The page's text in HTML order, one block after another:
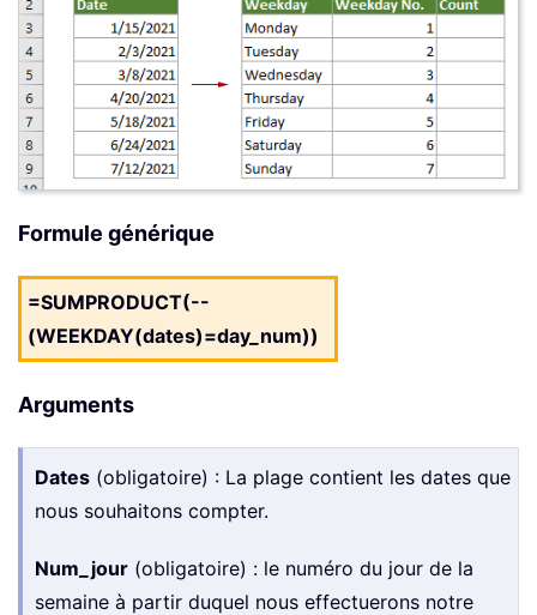
Formule générique
=SUMPRODUCT(--
(WEEKDAY(dates)=day_num))
Arguments
Dates (obligatoire) : La plage contient les dates que
nous souhaitons compter.
Num_jour (obligatoire) : le numéro du jour de la
semaine à partir duquel nous effectuerons notre